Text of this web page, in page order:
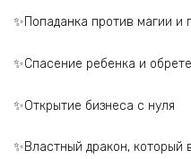
✨Попаданка против магии и
✨Спасение ребенка и
✨Открытие бизнеса с нуля
✨Властный дракон, который